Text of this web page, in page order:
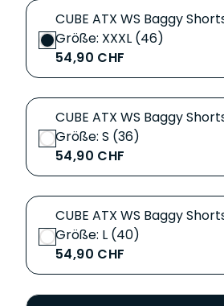
CUBE ATX WS Baggy
Größe: XXXL (46)
54,90 CHF
CUBE ATX WS Baggy
Größe: S (36)
54,90 CHF
CUBE ATX WS Baggy
Größe: L (40)
54,90 CHF